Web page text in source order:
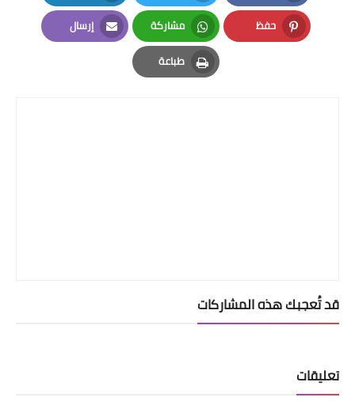
Facebook
Twitter
LinkedIn
حفظ
Pinterest
مشاركة
Whatsapp
إرسال
Email
طباعة
Print
قد تُعجبك هذه المشاركات
تعليقات